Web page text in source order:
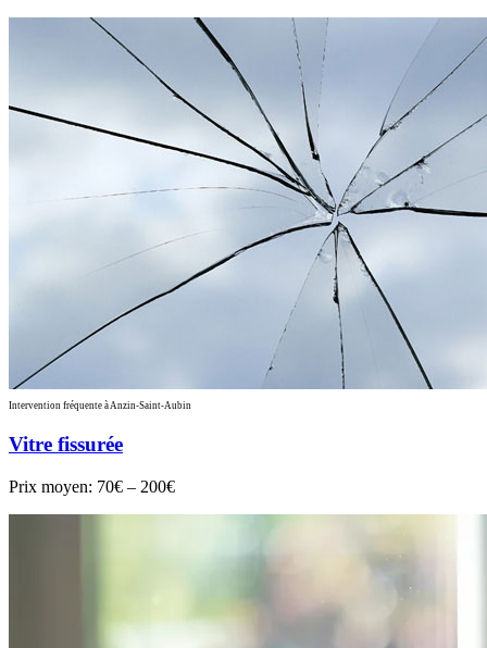
Intervention fréquente à Anzin-Saint-Aubin
Vitre fissurée
Prix moyen: 70€ – 200€